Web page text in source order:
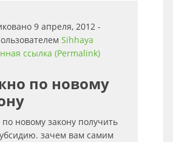
9 апреля, 2012 -
Sihhaya
ссылка (Permalink)
по новому
новому закону получить
зачем вам самим